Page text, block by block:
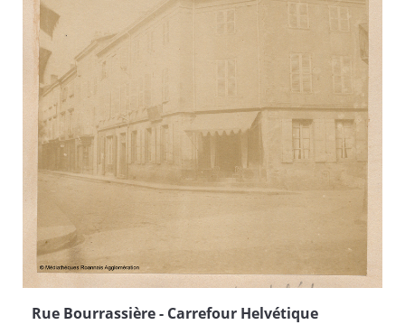
Rue Bourrassière - Carrefour Helvétique